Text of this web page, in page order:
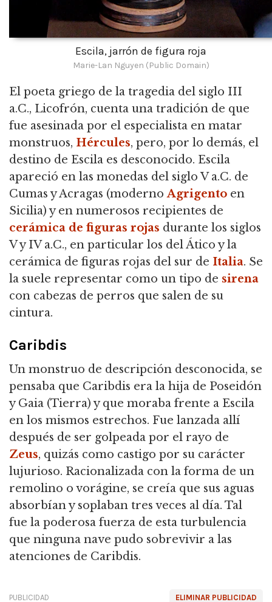
Escila, jarrón de figura roja
Marie-Lan Nguyen (Public Domain)
El poeta griego de la tragedia del siglo III
a.C., Licofrón, cuenta una tradición de que
fue asesinada por el especialista en matar
monstruos, Hércules, pero, por lo demás, el
destino de Escila es desconocido. Escila
apareció en las monedas del siglo V a.C. de
Cumas y Acragas (modernoAgrigento en
Sicilia) y en numerosos recipientes de
cerámica de figuras rojas durante los siglos
V y IV a.C., en particular los del Ático y la
cerámica de figuras rojas del sur de Italia. Se
la suele representar como un tipo de sirena
con cabezas de perros que salen de su
cintura.
Caribdis
Un monstruo de descripción desconocida, se
pensaba que Caribdis era la hija de Poseidón
y Gaia (Tierra) y que moraba frente a Escila
en los mismos estrechos. Fue lanzada allí
después de ser golpeada por el rayo de
Zeus, quizás como castigo por su carácter
lujurioso. Racionalizada con la forma de un
remolino o vorágine, se creía que sus aguas
absorbían y soplaban tres veces al día. Tal
fue la poderosa fuerza de esta turbulencia
que ninguna nave pudo sobrevivir a las
atenciones de Caribdis.
ELIMINAR PUBLICIDAD
PUBLICIDAD